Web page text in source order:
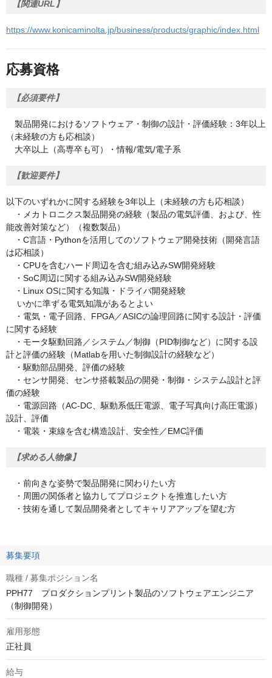
【関連URL】
https://www.konicaminolta.jp/business/products/graphic/index.html
応募資格
【必須要件】
製品開発におけるソフトウェア・制御の設計・評価経験：3年以上
（未経験の方も応相談）
大卒以上（高専卒も可）・情報/電気/電子系
【歓迎要件】
以下のいずれかに関する経験を3年以上（未経験の方も応相談）
・メカトロニクス製品開発の経験（製品の電気評価、および、性
能改善対策など）（複数製品）
・C⾔語・Pythonを活⽤してのソフトウェア開発技術（開発言語
は応相談）
・CPUを含むハード周辺を含む組み込みSW開発経験
・SoC周辺に関する組み込みSW開発経験
・Linux OSに関する知識・ドライバ開発経験
いかに準ずる電気知識があるとよい
・電気・電子回路、FPGA／ASICの論理回路に関する設計・評価
に関する経験
・モータ駆動回路／システム／制御（PID制御など）に関する設
計と評価の経験（Matlabを用いた制御設計の経験など）
・駆動部品開発、評価の経験
・センサ開発、センサ搭載製品の開発・制御・システム設計と評
価の経験
・電源回路（AC-DC、駆動系低圧電源、電子写真向け高圧電源）
設計、評価
・電装・束線を含む構造設計、安全性／EMC評価
【求める人物像】
・前向きな姿勢で製品開発に関わりたい方
・周囲の関係者と協力してプロジェクトを推進したい方
・技術を通して製品開発者としてキャリアアップを望む方
募集要項
職種 / 募集ポジション名
PPH77 プロダクションプリント製品のソフトウェアエンジニア
（制御開発）
雇用形態
正社員
給与